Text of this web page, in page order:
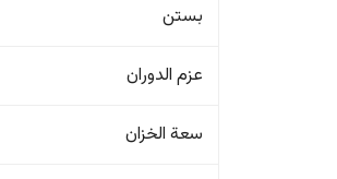
بستن
عزم الدوران
سعة الخزان